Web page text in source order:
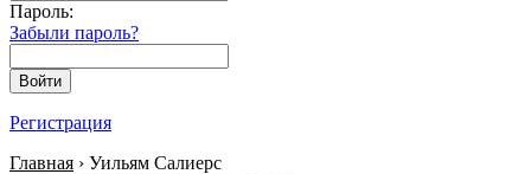
Пароль:
Забыли пароль?
Войти
Регистрация
Главная › Уильям Салиерс